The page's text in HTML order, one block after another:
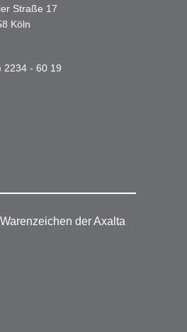
Straße 17
Köln
2234 - 60 19
der Axalta